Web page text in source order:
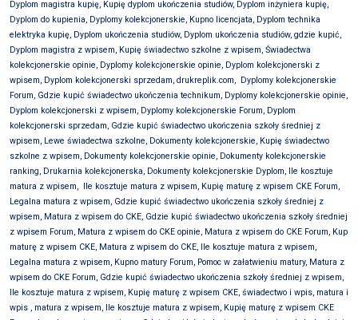
Dyplom magistra kupię, Kupię dyplom ukończenia studiów, Dyplom inżyniera kupię,
Dyplom do kupienia, Dyplomy kolekcjonerskie, Kupno licencjata, Dyplom technika
elektryka kupię, Dyplom ukończenia studiów, Dyplom ukończenia studiów, gdzie kupić,
Dyplom magistra z wpisem, Kupię świadectwo szkolne z wpisem, Świadectwa
kolekcjonerskie opinie, Dyplomy kolekcjonerskie opinie, Dyplom kolekcjonerski z
wpisem, Dyplom kolekcjonerski sprzedam, drukreplik.com, Dyplomy kolekcjonerskie
Forum, Gdzie kupić świadectwo ukończenia technikum, Dyplomy kolekcjonerskie opinie,
Dyplom kolekcjonerski z wpisem, Dyplomy kolekcjonerskie Forum, Dyplom
kolekcjonerski sprzedam, Gdzie kupić świadectwo ukończenia szkoły średniej z
wpisem, Lewe świadectwa szkolne, Dokumenty kolekcjonerskie, Kupię świadectwo
szkolne z wpisem, Dokumenty kolekcjonerskie opinie, Dokumenty kolekcjonerskie
ranking, Drukarnia kolekcjonerska, Dokumenty kolekcjonerskie Dyplom, Ile kosztuje
matura z wpisem, Ile kosztuje matura z wpisem, Kupię maturę z wpisem CKE Forum,
Legalna matura z wpisem, Gdzie kupić świadectwo ukończenia szkoły średniej z
wpisem, Matura z wpisem do CKE, Gdzie kupić świadectwo ukończenia szkoły średniej
z wpisem Forum, Matura z wpisem do CKE opinie, Matura z wpisem do CKE Forum, Kup
maturę z wpisem CKE, Matura z wpisem do CKE, Ile kosztuje matura z wpisem,
Legalna matura z wpisem, Kupno matury Forum, Pomoc w załatwieniu matury, Matura z
wpisem do CKE Forum, Gdzie kupić świadectwo ukończenia szkoły średniej z wpisem,
Ile kosztuje matura z wpisem, Kupię maturę z wpisem CKE, świadectwo i wpis, matura i
wpis , matura z wpisem, Ile kosztuje matura z wpisem, Kupię maturę z wpisem CKE